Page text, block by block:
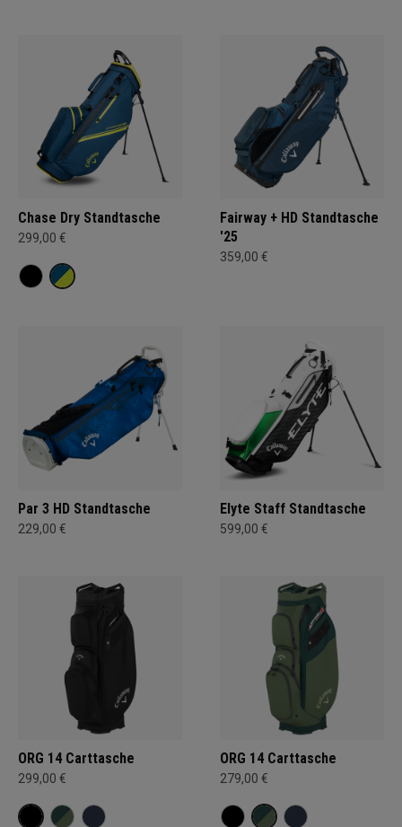
Chase Dry Standtasche
299,00 €
Fairway + HD Standtasche
'25
359,00 €
Par 3 HD Standtasche
229,00 €
Elyte Staff Standtasche
599,00 €
ORG 14 Carttasche
299,00 €
ORG 14 Carttasche
279,00 €